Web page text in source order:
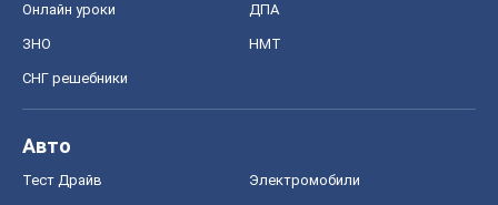
Онлайн уроки ДПА
ЗНО НМТ
СНГ решебники
Авто
Тест Драйв Электромобили